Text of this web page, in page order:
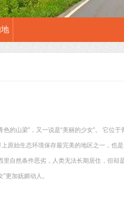
色的山梁”，又一说是“美丽的少女”。 它位
原始生态环境保存最完美的地区之一，也
里自然条件恶劣，人类无法长期居住，但
更加妩媚动人。